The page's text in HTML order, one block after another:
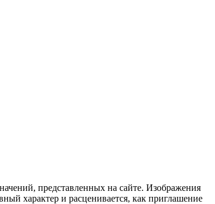
представленных на сайте. Изображения
характер и расценивается, как приглашение